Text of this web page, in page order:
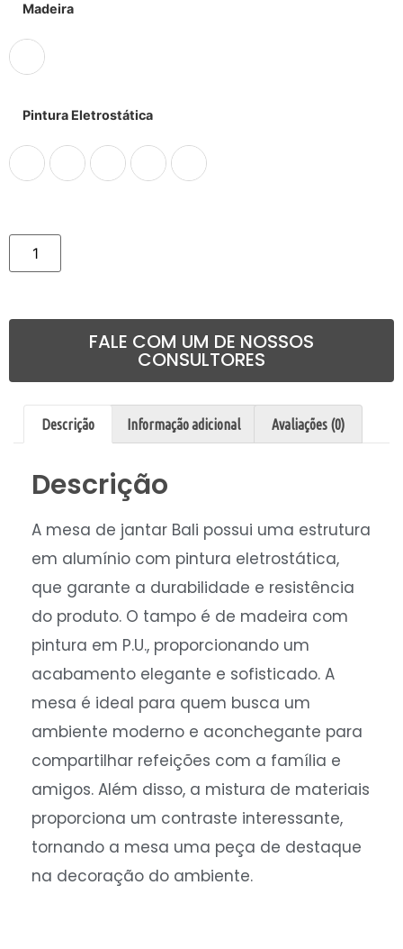
Madeira
Pintura Eletrostática
FALE COM UM DE NOSSOS
CONSULTORES
Descrição Informação adicional Avaliações (0)
Descrição
A mesa de jantar Bali possui uma estrutura
em alumínio com pintura eletrostática,
que garante a durabilidade e resistência
do produto. O tampo é de madeira com
pintura em P.U., proporcionando um
acabamento elegante e sofisticado. A
mesa é ideal para quem busca um
ambiente moderno e aconchegante para
compartilhar refeições com a família e
amigos. Além disso, a mistura de materiais
proporciona um contraste interessante,
tornando a mesa uma peça de destaque
na decoração do ambiente.